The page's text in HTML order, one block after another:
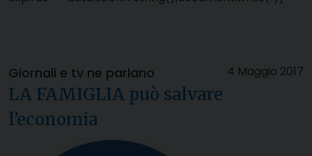
4 Maggio 2017
Giornali e tv ne parlano
LA FAMIGLIA può salvare
l’economia